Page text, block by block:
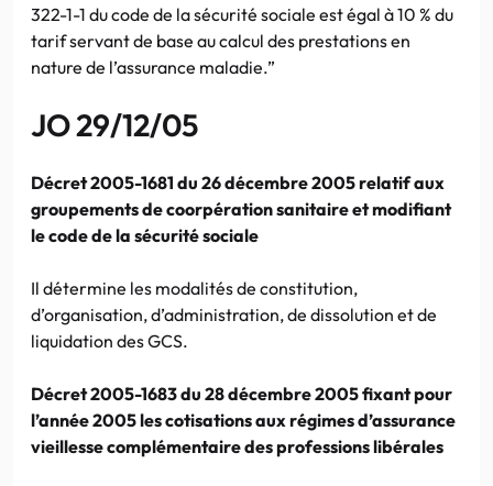
322-1-1 du code de la sécurité sociale est égal à 10 % du
tarif servant de base au calcul des prestations en
nature de l’assurance maladie.”
JO 29/12/05
Décret 2005-1681 du 26 décembre 2005 relatif aux
groupements de coorpération sanitaire et modifiant
le code de la sécurité sociale
Il détermine les modalités de constitution,
d’organisation, d’administration, de dissolution et de
liquidation des GCS.
Décret 2005-1683 du 28 décembre 2005 fixant pour
l’année 2005 les cotisations aux régimes d’assurance
vieillesse complémentaire des professions libérales